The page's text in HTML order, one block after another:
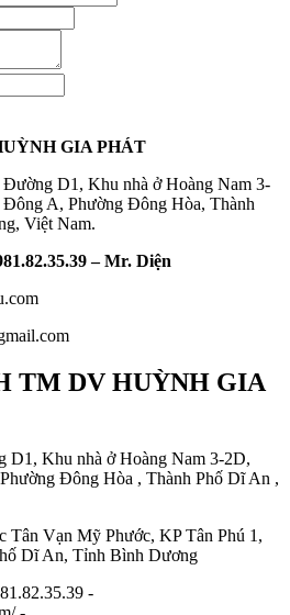
GIA PHÁT
D1, Khu nhà ở Hoàng Nam 3-
A, Phường Đông Hòa, Thành
Việt Nam.
– Mr. Diện
TM DV HUỲNH GIA
D1, Khu nhà ở Hoàng Nam 3-2D,
Đông Hòa , Thành Phố Dĩ An ,
Tân Vạn Mỹ Phước, KP Tân Phú 1,
Dĩ An, Tỉnh Bình Dương
-